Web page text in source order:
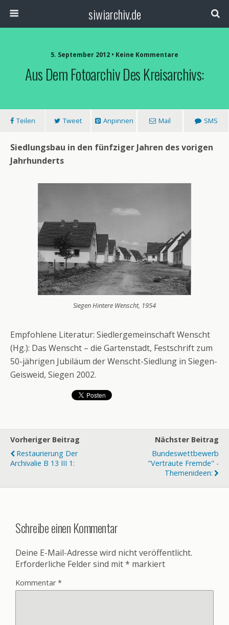
siwiarchiv.de
5. September 2012 • Keine Kommentare
Aus Dem Fotoarchiv Des Kreisarchivs:
Teilen Tweet Anpinnen Mail SMS
Siedlungsbau in den fünfziger Jahren des vorigen
Jahrhunderts
Siegen Hintere Wenscht, 1954
Empfohlene Literatur: Siedlergemeinschaft Wenscht
(Hg.): Das Wenscht – die Gartenstadt, Festschrift zum
50-jährigen Jubiläum der Wenscht-Siedlung in Siegen-
Geisweid, Siegen 2002.
Vorheriger Beitrag
Restaurierung Der
Archivalie B 13 III 1:
Nächster Beitrag
Bundeswettbewerb
"Vertraute Fremde" -
Themenideen:
Schreibe einen Kommentar
Deine E-Mail-Adresse wird nicht veröffentlicht.
Erforderliche Felder sind mit* markiert
Kommentar*